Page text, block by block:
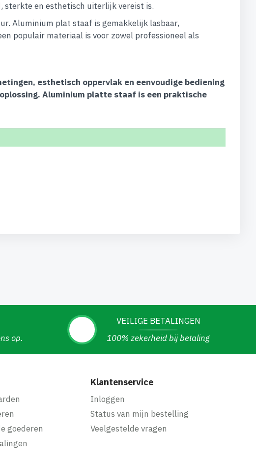
sterkte en esthetisch uiterlijk vereist is.
Aluminium plat staaf is gemakkelijk lasbaar,
populair materiaal is voor zowel professioneel als
esthetisch oppervlak en eenvoudige bediening
Aluminium platte staaf is een praktische
op.
VEILIGE BETALINGEN
100% zekerheid bij betaling
goederen
Klantenservice
Inloggen
Status van mijn bestelling
Veelgestelde vragen